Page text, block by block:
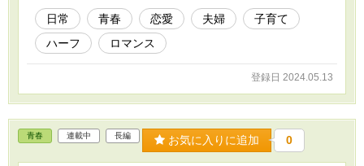
日常 青春 恋愛 夫婦
子育て
ハーフ
ロマンス
登録日 2024.05.13
青春 連載中 長編 お気に入りに追加 0